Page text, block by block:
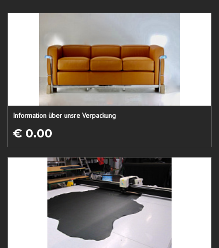
Information über unsre Verpackung
€ 0.00